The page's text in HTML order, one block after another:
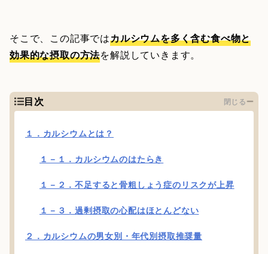
そこで、この記事ではカルシウムを多く含む食べ物と
効果的な摂取の方法を解説していきます。
目次 閉じる
１．カルシウムとは？
１－１．カルシウムのはたらき
１－２．不足すると骨粗しょう症のリスクが上昇
１－３．過剰摂取の心配はほとんどない
２．カルシウムの男女別・年代別摂取推奨量